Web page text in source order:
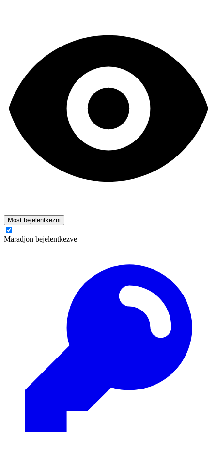
Most bejelentkezni
Maradjon bejelentkezve